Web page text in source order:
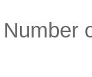
Number